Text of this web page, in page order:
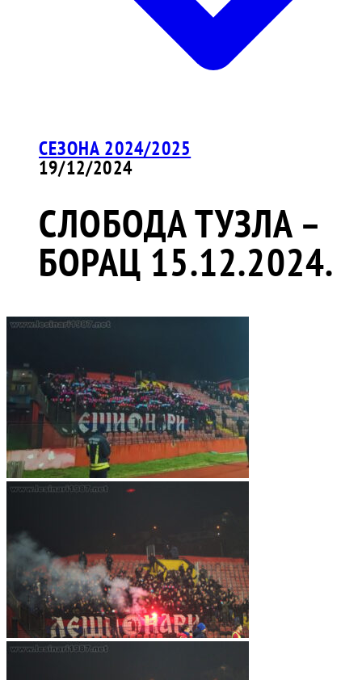
СЕЗОНА 2024/2025
19/12/2024
СЛОБОДА ТУЗЛА –
БОРАЦ 15.12.2024.